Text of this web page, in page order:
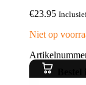
€23.95
Niet op